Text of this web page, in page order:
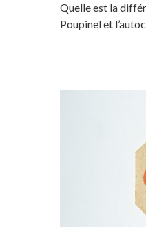
Quelle est la
Poupinel et